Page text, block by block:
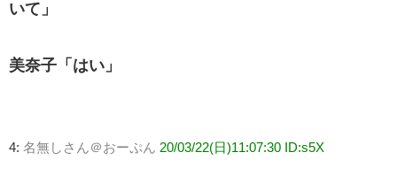
いて」
美奈子「はい」
4: 名無しさん＠おーぷん 20/03/22(日)11:07:30 ID:s5X